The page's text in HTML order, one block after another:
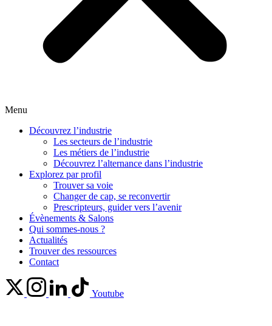
Menu
Découvrez l’industrie
Les secteurs de l’industrie
Les métiers de l’industrie
Découvrez l’alternance dans l’industrie
Explorez par profil
Trouver sa voie
Changer de cap, se reconvertir
Prescripteurs, guider vers l’avenir
Évènements & Salons
Qui sommes-nous ?
Actualités
Trouver des ressources
Contact
Youtube